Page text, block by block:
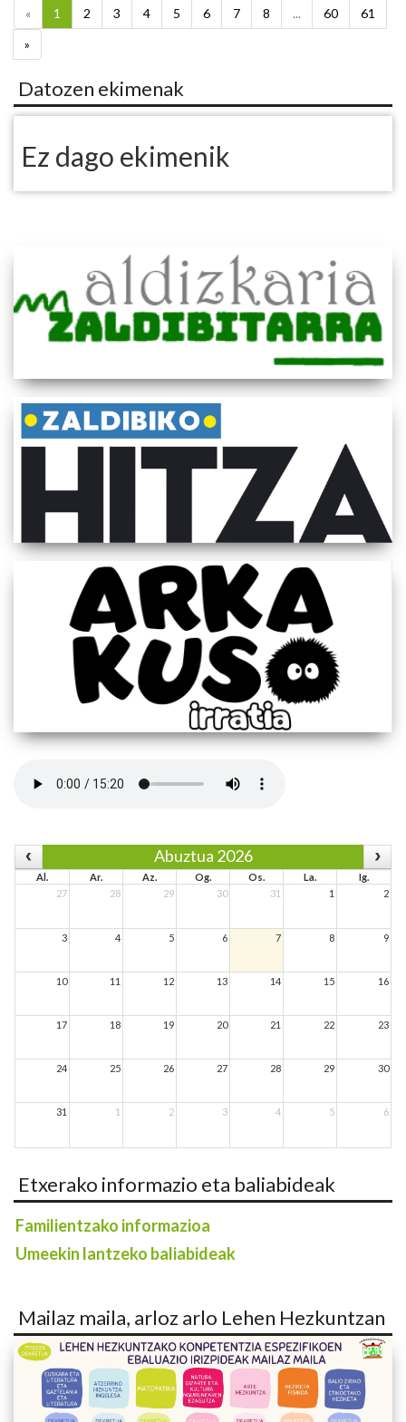
« 1 2 3 4 5 6 7 8 ... 60
61
»
Datozen ekimenak
Ez dago ekimenik
Abuztua 2026
Al. Ar. Az. Og. Os. La.
Ig.
27
28 29 30 31 1 2
3 4 5 6 7 8 9
10 11 12 13 14 15 16
17 18 19 20 21 22 23
24 25 26 27 28 29 30
31 1 2 3 4 5 6
Etxerako informazio eta baliabideak
Familientzako informazioa
Umeekin lantzeko baliabideak
Mailaz maila, arloz arlo Lehen Hezkuntzan